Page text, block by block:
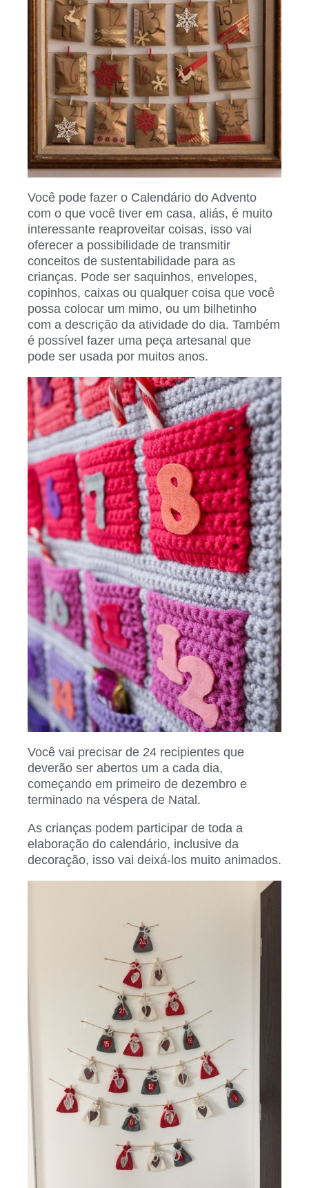
Você pode fazer o Calendário do Advento
com o que você tiver em casa, aliás, é muito
interessante reaproveitar coisas, isso vai
oferecer a possibilidade de transmitir
conceitos de sustentabilidade para as
crianças. Pode ser saquinhos, envelopes,
copinhos, caixas ou qualquer coisa que você
possa colocar um mimo, ou um bilhetinho
com a descrição da atividade do dia. Também
é possível fazer uma peça artesanal que
pode ser usada por muitos anos.
Você vai precisar de 24 recipientes que
deverão ser abertos um a cada dia,
começando em primeiro de dezembro e
terminado na véspera de Natal.
As crianças podem participar de toda a
elaboração do calendário, inclusive da
decoração, isso vai deixá-los muito animados.